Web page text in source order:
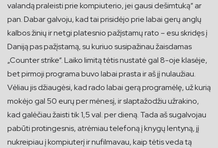
valandą praleisti prie kompiuterio, jei gausi dešimtuką“ ar
pan. Dabar galvoju, kad tai prisidėjo prie labai gerų anglų
kalbos žinių ir netgi platesnio pažįstamų rato – esu skridęs į
Daniją pas pažįstamą, su kuriuo susipažinau žaisdamas
„Counter strike“. Laiko limitą tėtis nustatė gal 8-oje klasėje,
bet pirmoji programa buvo labai prasta ir aš jį nulaužiau.
Vėliau jis džiaugėsi, kad rado labai gerą programėlę, už kurią
mokėjo gal 50 eurų per mėnesį, ir slaptažodžiu užrakino,
kad galėčiau žaisti tik 1,5 val. per dieną. Tada aš sugalvojau
pabūti protingesnis, atrėmiau telefoną į knygų lentyną, jį
nukreipiau į kompiuterį ir nufilmavau, kaip tėtis veda tą